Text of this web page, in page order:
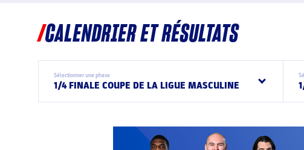
CALENDRIER ET RÉSULTATS
Sélectionner une phase
1/4 FINALE COUPE DE LA LIGUE MASCULINE